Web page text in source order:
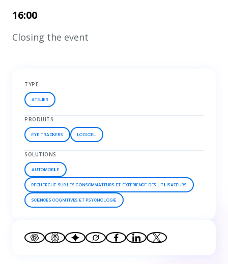
16:00
Closing the event
TYPE
ATELIER
PRODUITS
EYE TRACKERS LOGICIEL
SOLUTIONS
AUTOMOBILE
RECHERCHE SUR LES CONSOMMATEURS ET EXPÉRIENCE DES UTILISATEURS
SCIENCES COGNITIVES ET PSYCHOLOGIE